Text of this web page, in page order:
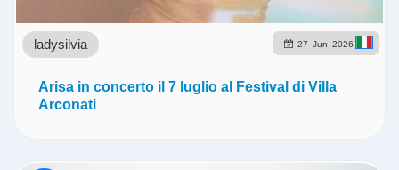
27 Jun 2026
ladysilvia
Arisa in concerto il 7 luglio al Festival di Villa
Arconati